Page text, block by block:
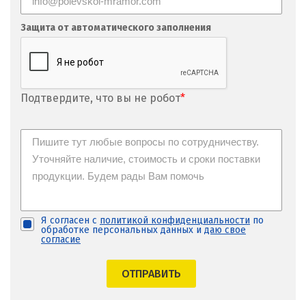
Защита от автоматического заполнения
Подтвердите, что вы не робот*
Я согласен с политикой конфиденциальности по
обработке персональных данных и даю свое
согласие
ОТПРАВИТЬ